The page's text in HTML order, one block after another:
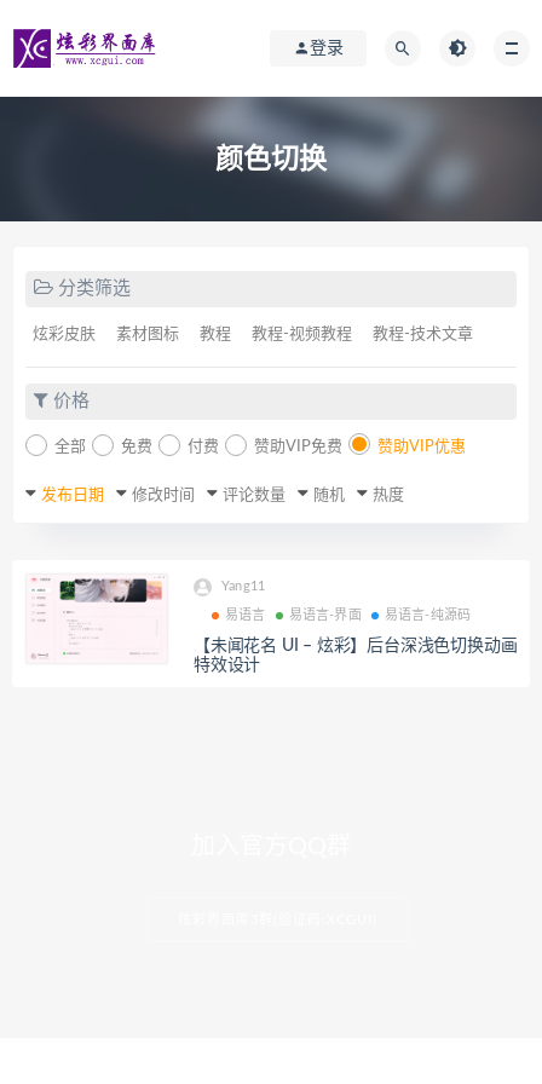
登录
颜色切换
分类筛选
炫彩皮肤 素材图标 教程 教程-视频教程 教程-技术文章
价格
全部 免费 付费 赞助VIP免费 赞助VIP优惠
发布日期 修改时间 评论数量 随机 热度
Yang11
易语言 易语言-界面 易语言-纯源码
【未闻花名 UI – 炫彩】后台深浅色切换动画
特效设计